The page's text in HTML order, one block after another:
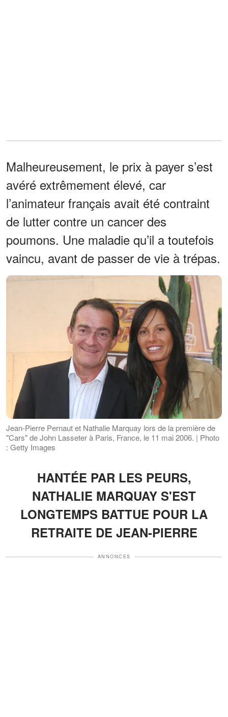
Malheureusement, le prix à payer s’est
avéré extrêmement élevé, car
l’animateur français avait été contraint
de lutter contre un cancer des
poumons. Une maladie qu’il a toutefois
vaincu, avant de passer de vie à trépas.
Jean-Pierre Pernaut et Nathalie Marquay lors de la première de
"Cars" de John Lasseter à Paris, France, le 11 mai 2006. | Photo
: Getty Images
HANTÉE PAR LES PEURS,
NATHALIE MARQUAY S'EST
LONGTEMPS BATTUE POUR LA
RETRAITE DE JEAN-PIERRE
ANNONCES